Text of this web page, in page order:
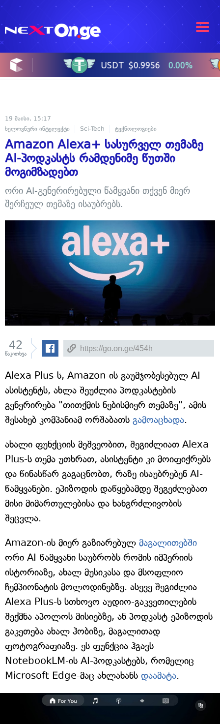
19 მაისი, 15:17
ხელოვნური ინტელექტი
Sci-Tech ტექნოლოგიები
Amazon Alexa+ სასურველ თემაზე
AI-პოდკასტს რამდენიმე წუთში
მოგიმზადებთ
ორი AI-გენერირებული წამყვანი თქვენ მიერ
შერჩეულ თემაზე ისაუბრებს.
42
წაკითხვა
Alexa Plus-ს, Amazon-ის გაუმჯობესებულ AI
ასისტენტს, ახლა შეუძლია პოდკასტების
გენერირება "თითქმის ნებისმიერ თემაზე", ამის
შესახებ კომპანიამ ორშაბათს გამოაცხადა.
ახალი ფუნქციის მეშვეობით, შეგიძლიათ Alexa
Plus-ს თემა უთხრათ, ასისტენტი კი მოიფიქრებს
და წინასწარ გაგაცნობთ, რაზე ისაუბრებენ AI-
წამყვანები. ეპიზოდის დაწყებამდე შეგეძლებათ
მისი მიმართულებისა და ხანგრძლივობის
შეცვლა.
Amazon-ის მიერ გაზიარებულ მაგალითებში
ორი AI-წამყვანი საუბრობს რომის იმპერიის
ისტორიაზე, ახალ მუსიკასა და მსოფლიო
ჩემპიონატის მოლოდინებზე. ასევე შეგიძლია
Alexa Plus-ს სთხოვო აუდიო-გაკვეთილების
შექმნა აპოლოს მისიებზე, ან პოდკასტ-ეპიზოდის
გაკეთება ახალ ჰობიზე, მაგალითად
ფოტოგრაფიაზე. ეს ფუნქცია ჰგავს
NotebookLM-ის AI-პოდკასტებს, რომელიც
Microsoft Edge-მაც ახლახანს დაამატა.